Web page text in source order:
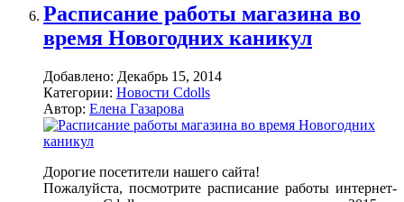
Расписание работы магазина во
время Новогодних каникул
Добавлено: Декабрь 15, 2014
Категории: Новости Cdolls
Автор: Елена Газарова
Дорогие посетители нашего сайта!
Пожалуйста, посмотрите расписание работы интернет-